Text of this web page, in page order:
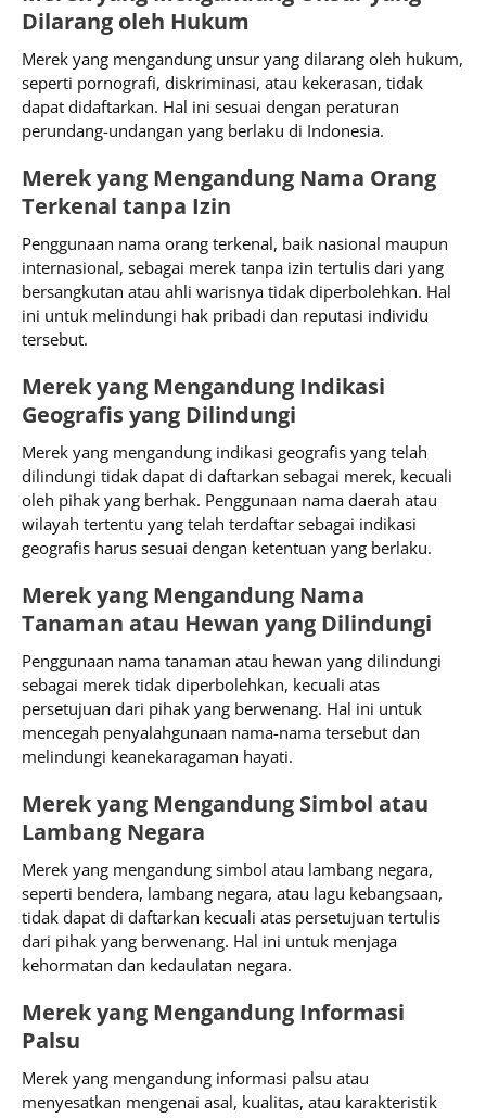
Dilarang oleh Hukum
Merek yang mengandung unsur yang dilarang oleh hukum,
seperti pornografi, diskriminasi, atau kekerasan, tidak
dapat didaftarkan. Hal ini sesuai dengan peraturan
perundang-undangan yang berlaku di Indonesia.
Merek yang Mengandung Nama Orang
Terkenal tanpa Izin
Penggunaan nama orang terkenal, baik nasional maupun
internasional, sebagai merek tanpa izin tertulis dari yang
bersangkutan atau ahli warisnya tidak diperbolehkan. Hal
ini untuk melindungi hak pribadi dan reputasi individu
tersebut.
Merek yang Mengandung Indikasi
Geografis yang Dilindungi
Merek yang mengandung indikasi geografis yang telah
dilindungi tidak dapat di daftarkan sebagai merek, kecuali
oleh pihak yang berhak. Penggunaan nama daerah atau
wilayah tertentu yang telah terdaftar sebagai indikasi
geografis harus sesuai dengan ketentuan yang berlaku.
Merek yang Mengandung Nama
Tanaman atau Hewan yang Dilindungi
Penggunaan nama tanaman atau hewan yang dilindungi
sebagai merek tidak diperbolehkan, kecuali atas
persetujuan dari pihak yang berwenang. Hal ini untuk
mencegah penyalahgunaan nama-nama tersebut dan
melindungi keanekaragaman hayati.
Merek yang Mengandung Simbol atau
Lambang Negara
Merek yang mengandung simbol atau lambang negara,
seperti bendera, lambang negara, atau lagu kebangsaan,
tidak dapat di daftarkan kecuali atas persetujuan tertulis
dari pihak yang berwenang. Hal ini untuk menjaga
kehormatan dan kedaulatan negara.
Merek yang Mengandung Informasi
Palsu
Merek yang mengandung informasi palsu atau
menyesatkan mengenai asal, kualitas, atau karakteristik